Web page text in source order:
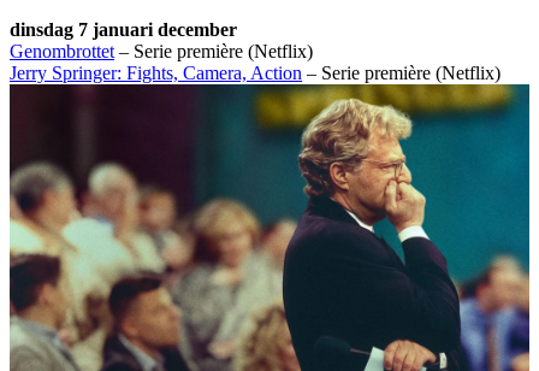
dinsdag 7 januari december
Genombrottet – Serie première (Netflix)
Jerry Springer: Fights, Camera, Action – Serie première (Netflix)